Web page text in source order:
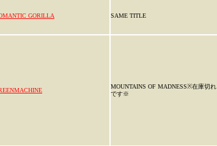
GORILLA SAME TITLE
MOUNTAINS OF MADNESS※在庫切れ
です※